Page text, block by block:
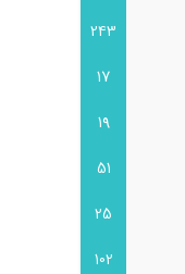
243
17
19
51
25
102